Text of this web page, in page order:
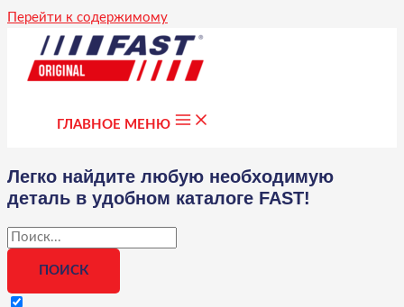
Перейти к содержимому
ГЛАВНОЕ МЕНЮ
Легко найдите любую необходимую
деталь в удобном каталоге FAST!